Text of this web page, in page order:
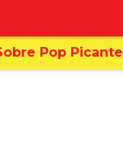
Pop Picante